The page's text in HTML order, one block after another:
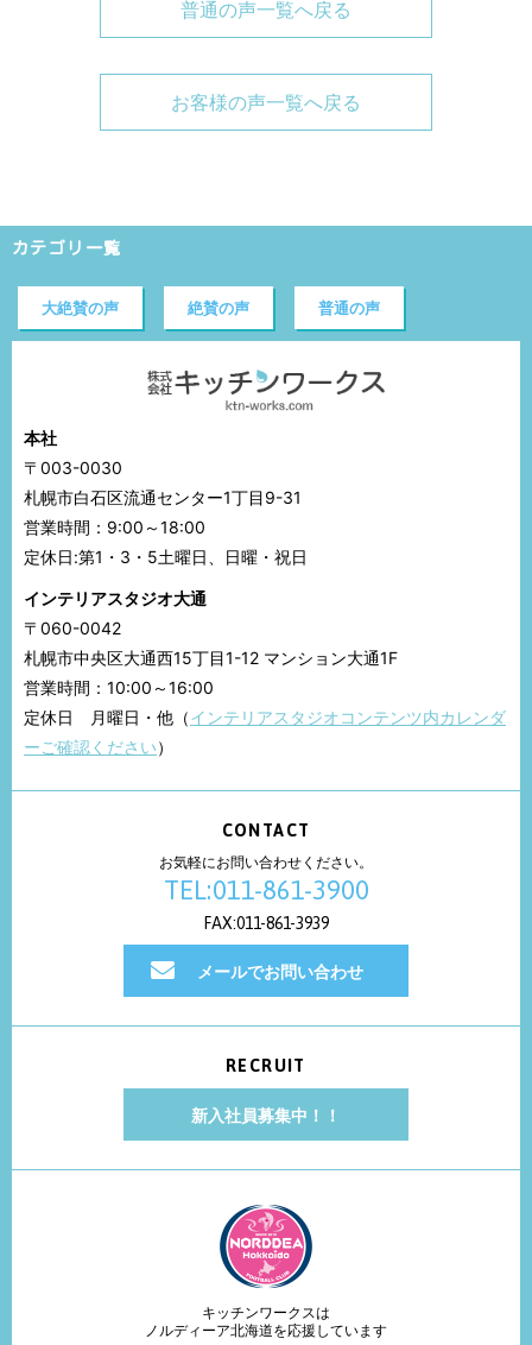
普通の声一覧へ戻る
お客様の声一覧へ戻る
カテゴリ一覧
大絶賛の声 絶賛の声 普通の声
本社
〒003-0030
札幌市白石区流通センター1丁目9-31
営業時間：9:00～18:00
定休日:第1・3・5土曜日、日曜・祝日
インテリアスタジオ大通
〒060-0042
札幌市中央区大通西15丁目1-12 マンション大通1F
営業時間：10:00～16:00
定休日 月曜日・他（インテリアスタジオコンテンツ内カレンダ
ーご確認ください）
CONTACT
お気軽にお問い合わせください。
TEL:011-861-3900
FAX:011-861-3939
メールでお問い合わせ
RECRUIT
新入社員募集中！！
キッチンワークスは
ノルディーア北海道を応援しています